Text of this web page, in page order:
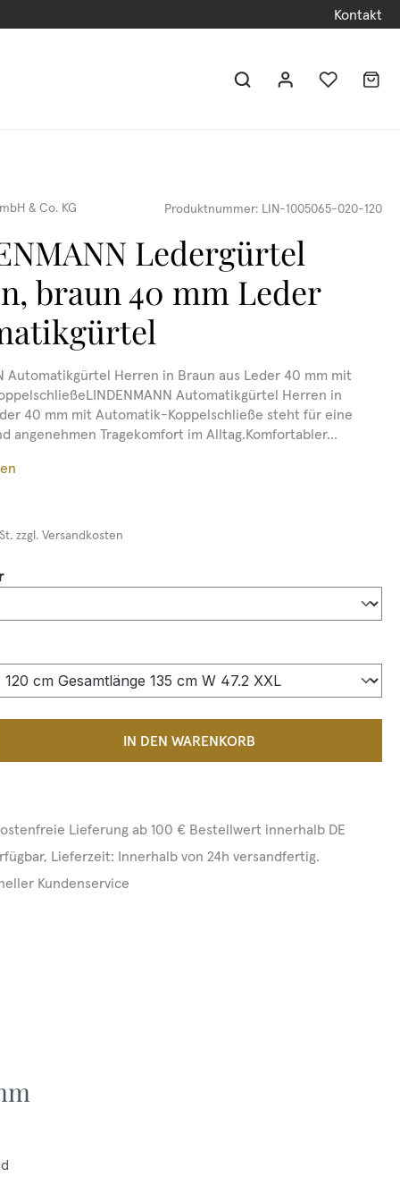
Kontakt
& Co. KG Produktnummer: LIN-1005065-020-120
Ledergürtel
braun 40 mm Leder
Automatikgürtel Herren in Braun aus Leder 40 mm mit
Automatikgürtel Herren in
40 mm mit Automatik-Koppelschließe steht für eine
angenehmen Tragekomfort im Alltag.Komfortabler...
zzgl. Versandkosten
auswählen
Anzahl: Gib den gewünschten Wert
IN DEN WARENKORB
Lieferung ab 100 € Bestellwert innerhalb DE
Lieferzeit: Innerhalb von 24h versandfertig.
Kundenservice